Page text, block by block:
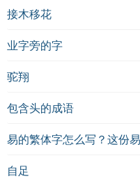
接木移花
业字旁的字
驼翔
包含头的成语
自足